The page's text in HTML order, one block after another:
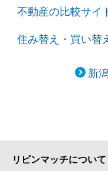
不動産の比較サイ
住み替え・買い替
新
リビンマッチについて